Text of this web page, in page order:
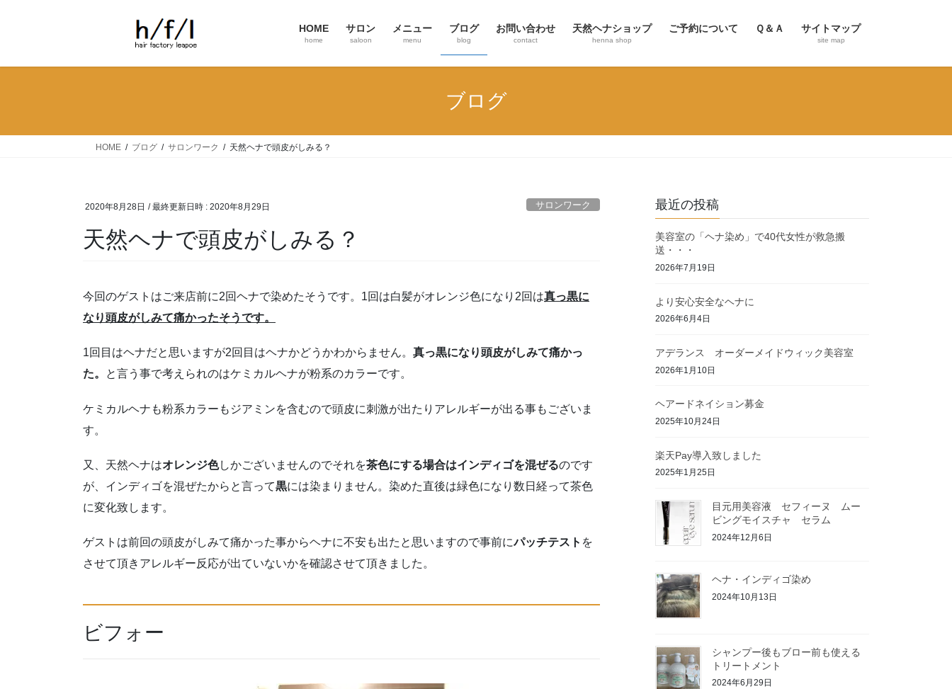
HOME
home
サロン
saloon
メニュー
menu
ブログ
blog
お問い合わせ
contact
天然ヘナショップ
henna shop
ご予約について Ｑ＆Ａ サイトマップ
site map
ブログ
HOME ブログ サロンワーク 天然ヘナで頭皮がしみる？
2020年8月28日 / 最終更新日時 : 2020年8月29日 サロンワーク
天然ヘナで頭皮がしみる？
今回のゲストはご来店前に2回ヘナで染めたそうです。1回は白髪がオレンジ色になり2回は真っ黒に
なり頭皮がしみて痛かったそうです。
1回目はヘナだと思いますが2回目はヘナかどうかわからません。 真っ黒になり頭皮がしみて痛かっ
た。
と言う事で考えられのはケミカルヘナが粉系のカラーです。
ケミカルヘナも粉系カラーもジアミンを含むので頭皮に刺激が出たりアレルギーが出る事もございま
す。
又、天然ヘナはオレンジ色しかございませんのでそれを茶色にする場合はインディゴを混ぜるのです
が、インディゴを混ぜたからと言って黒には染まりません。染めた直後は緑色になり数日経って茶色
に変化致します。
ゲストは前回の頭皮がしみて痛かった事からヘナに不安も出たと思いますので事前にパッチテスト を
させて頂きアレルギー反応が出ていないかを確認させて頂きました。
ビフォー
最近の投稿
美容室の「ヘナ染め」で40代女性が救急搬
送・・・
2026年7月19日
より安心安全なヘナに
2026年6月4日
アデランス オーダーメイドウィック美容室
2026年1月10日
ヘアードネイション募金
2025年10月24日
楽天Pay導入致しました
2025年1月25日
目元用美容液 セフィーヌ ムー
ビングモイスチャ セラム
2024年12月6日
ヘナ・インディゴ染め
2024年10月13日
シャンプー後もブロー前も使える
トリートメント
2024年6月29日